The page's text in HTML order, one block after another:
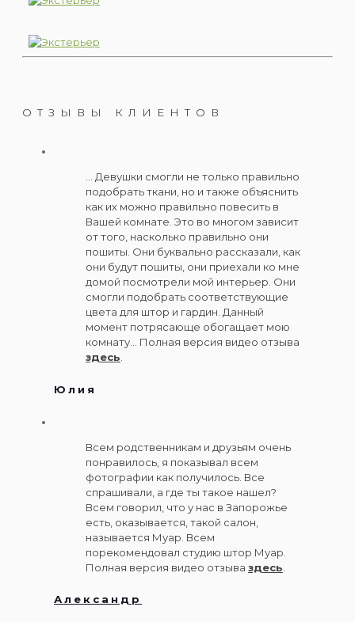
ОТЗЫВЫ КЛИЕНТОВ
... Девушки смогли не только правильно
подобрать ткани, но и также объяснить
как их можно правильно повесить в
Вашей комнате. Это во многом зависит
от того, насколько правильно они
пошиты. Они буквально рассказали, как
они будут пошиты, они приехали ко мне
домой посмотрели мой интерьер. Они
смогли подобрать соответствующие
цвета для штор и гардин. Данный
момент потрясающе обогащает мою
комнату... Полная версия видео отзыва
здесь.
Юлия
Всем родственникам и друзьям очень
понравилось, я показывал всем
фотографии как получилось. Все
спрашивали, а где ты такое нашел?
Всем говорил, что у нас в Запорожье
есть, оказывается, такой салон,
называется Муар. Всем
порекомендовал студию штор Муар.
Полная версия видео отзыва здесь
Александр